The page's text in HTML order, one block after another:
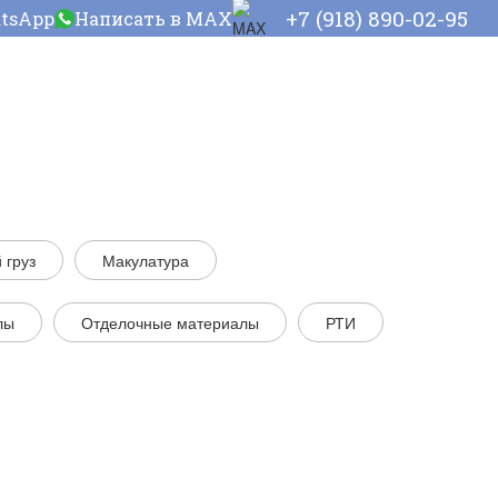
Написать в MAX +7 (918) 890-02-95
Макулатура
Отделочные материалы РТИ